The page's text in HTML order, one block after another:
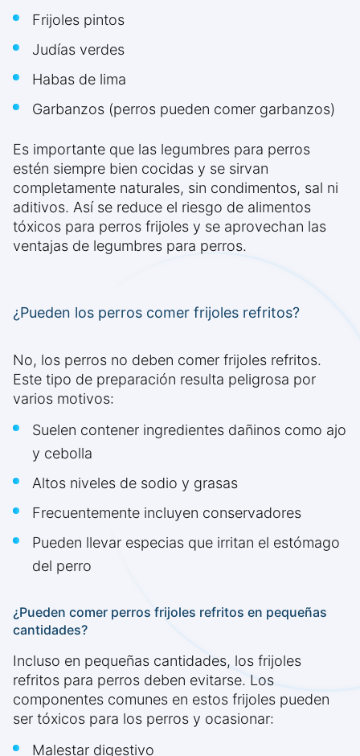
Frijoles pintos
Judías verdes
Habas de lima
Garbanzos (perros pueden comer garbanzos)
Es importante que las legumbres para perros
estén siempre bien cocidas y se sirvan
completamente naturales, sin condimentos, sal ni
aditivos. Así se reduce el riesgo de alimentos
tóxicos para perros frijoles y se aprovechan las
ventajas de legumbres para perros.
¿Pueden los perros comer frijoles refritos?
No, los perros no deben comer frijoles refritos.
Este tipo de preparación resulta peligrosa por
varios motivos:
Suelen contener ingredientes dañinos como ajo
y cebolla
Altos niveles de sodio y grasas
Frecuentemente incluyen conservadores
Pueden llevar especias que irritan el estómago
del perro
¿Pueden comer perros frijoles refritos en pequeñas
cantidades?
Incluso en pequeñas cantidades, los frijoles
refritos para perros deben evitarse. Los
componentes comunes en estos frijoles pueden
ser tóxicos para los perros y ocasionar:
Malestar digestivo